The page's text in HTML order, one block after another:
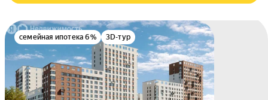
семейная ипотека 6% 3D-тур